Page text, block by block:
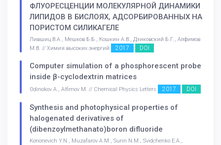
ФЛУОРЕСЦЕНЦИИ МОЛЕКУЛЯРНОЙ ДИНАМИКИ
ЛИПИДОВ В БИСЛОЯХ, АДСОРБИРОВАННЫХ НА
ПОРИСТОМ СИЛИКАГЕЛЕ
Лившиц В.А., Мешков Б.Б., Кошкин А.В., Дзиковский Б.Г., Алфимов
М.В. // Химия высоких энергий
2017 DOI
Computer simulation of a phosphorescent probe
inside β-cyclodextrin matrices
Odinokov A., Alfimov M. // Chemical Physics Letters 2017 DOI
Synthesis and photophysical properties of
halogenated derivatives of
(dibenzoylmethanato)boron difluoride
Kononevich Y.N., Muzafarov A.M., Surin N.M., Svidchenko E.A.,